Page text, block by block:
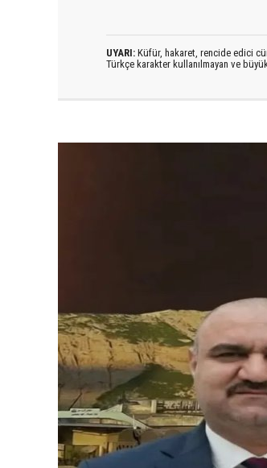
UYARI: Küfür, hakaret, rencide edici
Türkçe karakter kullanılmayan ve